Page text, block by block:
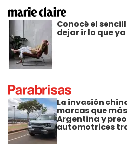
Conocé el
dejar ir lo que
La invasión
marcas que
Argentina y
automotrices